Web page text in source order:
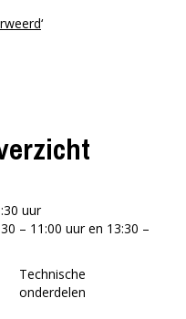
‘
uur
– 11:00 uur en 13:30 –
Technische
onderdelen